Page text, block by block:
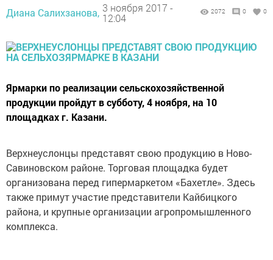
Диана Салихзанова, 3 ноября 2017 -
12:04
2072 0 0
Ярмарки по реализации сельскохозяйственной
продукции пройдут в субботу, 4 ноября, на 10
площадках г. Казани.
Верхнеуслонцы представят свою продукцию в Ново-
Савиновском районе. Торговая площадка будет
организована перед гипермаркетом «Бахетле». Здесь
также примут участие представители Кайбицкого
района, и крупные организации агропромышленного
комплекса.